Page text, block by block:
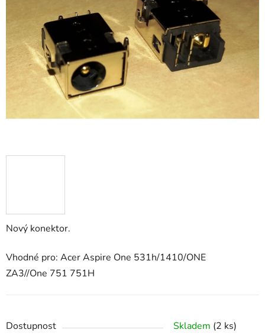
Nový konektor.
Vhodné pro: Acer Aspire One 531h/1410/ONE
ZA3//One 751 751H
Dostupnost Skladem (2 ks)
5
hvězdiček.